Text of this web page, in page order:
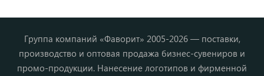
Группа компаний «Фаворит» 2005-2026 — поставки,
производство и оптовая продажа бизнес-сувениров и
промо-продукции. Нанесение логотипов и фирменной